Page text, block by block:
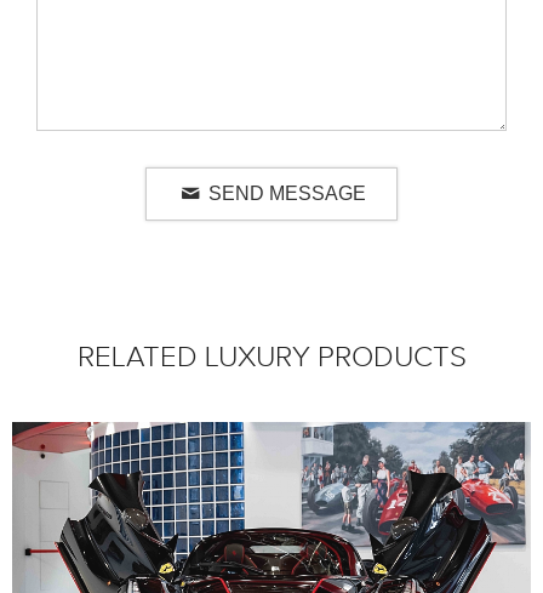
SEND MESSAGE
RELATED LUXURY PRODUCTS